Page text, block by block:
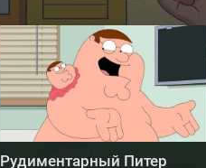
Рудиментарный Питер